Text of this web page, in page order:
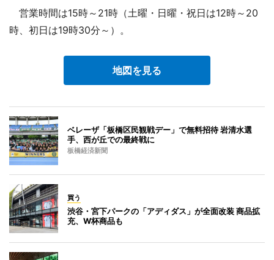
営業時間は15時～21時（土曜・日曜・祝日は12時～20
時、初日は19時30分～）。
地図を見る
ベレーザ「板橋区民観戦デー」で無料招待 岩清水選
手、西が丘での最終戦に
板橋経済新聞
買う
渋谷・宮下パークの「アディダス」が全面改装 商品拡
充、W杯商品も